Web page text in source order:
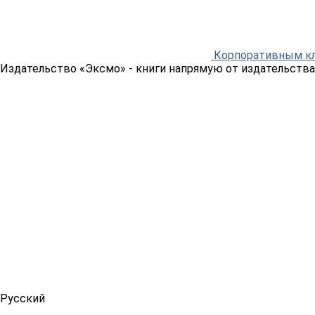
Корпоративным
Издательство «Эксмо» - книги напрямую от издательства
Русский